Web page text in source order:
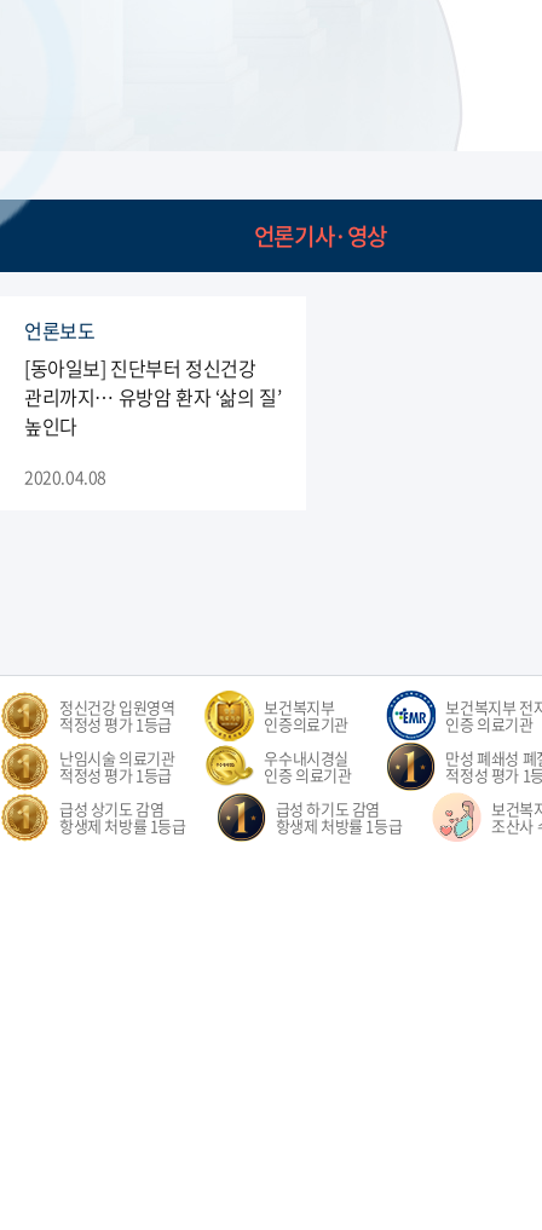
언론기사·영상
언론보도
[동아일보] 진단부터 정신건강
관리까지… 유방암 환자 ‘삶의 질’
높인다
2020.04.08
정신건강 입원영역
적정성 평가 1등급
보건복지부
인증의료기관
보건복지부 전
인증 의료기관
난임시술 의료기관
적정성 평가 1등급
우수내시경실
인증 의료기관
만성 폐쇄성
적정성 평가 1
급성 상기도 감염
항생제 처방률 1등급
급성 하기도 감염
항생제 처방률 1등급
보건복
조산사